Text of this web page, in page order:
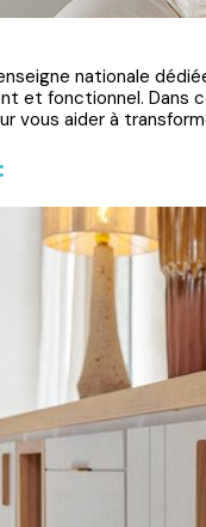
nationale
et fonctionnel. Dans
vous aider à